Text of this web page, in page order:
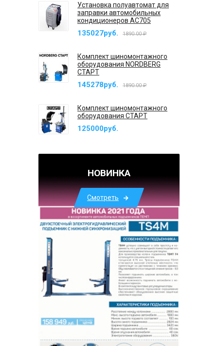
Установка полуавтомат для
заправки автомобильных
кондиционеров AC705
135027руб. 1890.00 ₽
Комплект шиномонтажного
оборудования NORDBERG
СТАРТ
145278руб. 1890.00 ₽
Комплект шиномонтажного
оборудования СТАРТ
125000руб.
НОВИНКА
Смотреть